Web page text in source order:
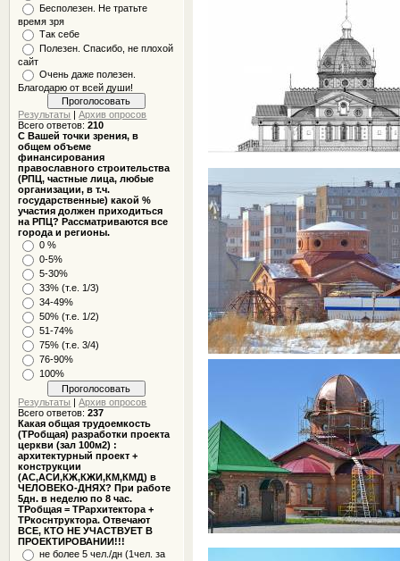
Бесполезен. Не тратьте
время зря
Так себе
Полезен. Спасибо, не плохой
сайт
Очень даже полезен.
Благодарю от всей души!
Результаты |Архив опросов
Всего ответов:210
С Вашей точки зрения, в
общем объеме
финансирования
православного строительства
(РПЦ, частные лица, любые
организации, в т.ч.
государственные) какой %
участия должен приходиться
на РПЦ? Рассматриваются все
города и регионы.
0 %
0-5%
5-30%
33% (т.е. 1/3)
34-49%
50% (т.е. 1/2)
51-74%
75% (т.е. 3/4)
76-90%
100%
Результаты |Архив опросов
Всего ответов:237
Какая общая трудоемкость
(ТРобщая) разработки проекта
церкви (зал 100м2) :
архитектурный проект +
конструкции
(АС,АСИ,КЖ,КЖИ,КМ,КМД) в
ЧЕЛОВЕКО-ДНЯХ? При работе
5дн. в неделю по 8 час.
ТРобщая = ТРархитектора +
ТРкоснтруктора. Отвечают
ВСЕ, КТО НЕ УЧАСТВУЕТ В
ПРОЕКТИРОВАНИИ!!!
не более 5 чел./дн (1чел. за